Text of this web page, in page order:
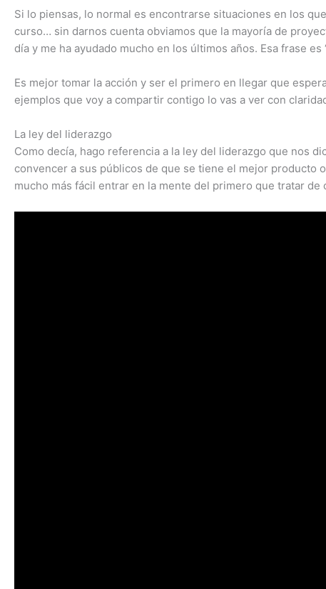
Si lo piensas, lo normal es encontrarse situaciones en los
curso… sin darnos cuenta obviamos que la mayoría de
día y me ha ayudado mucho en los últimos años. Esa frase es
Es mejor tomar la acción y ser el primero en llegar que
ejemplos que voy a compartir contigo lo vas a ver con
La ley del liderazgo
Como decía, hago referencia a la ley del liderazgo que nos
convencer a sus públicos de que se tiene el mejor producto
mucho más fácil entrar en la mente del primero que tratar